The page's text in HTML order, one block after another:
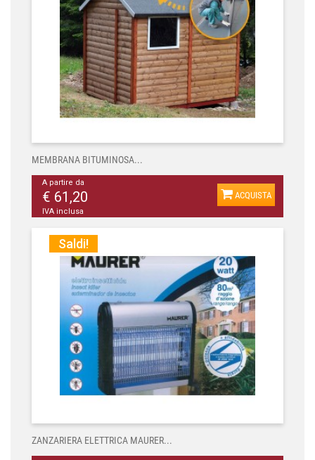
MEMBRANA BITUMINOSA...
A partire da
€ 61,20
IVA inclusa
ACQUISTA
Saldi!
ZANZARIERA ELETTRICA MAURER...